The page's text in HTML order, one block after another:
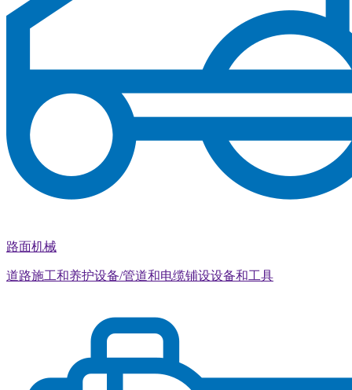
路面机械
道路施工和养护设备/管道和电缆铺设设备和工具